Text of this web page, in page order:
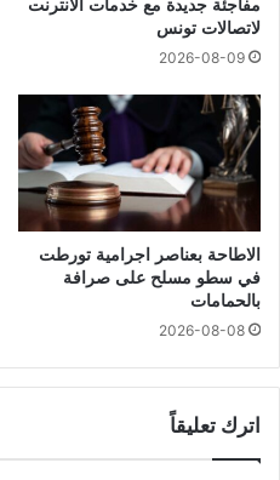
مفاجئة جديدة مع خدمات الانترنت
لاتصالات تونس
2026-08-09
الاطاحة بعناصر اجرامية تورطت
في سطو مسلح على صرافة
بالحمامات
2026-08-08
اترك تعليقاً